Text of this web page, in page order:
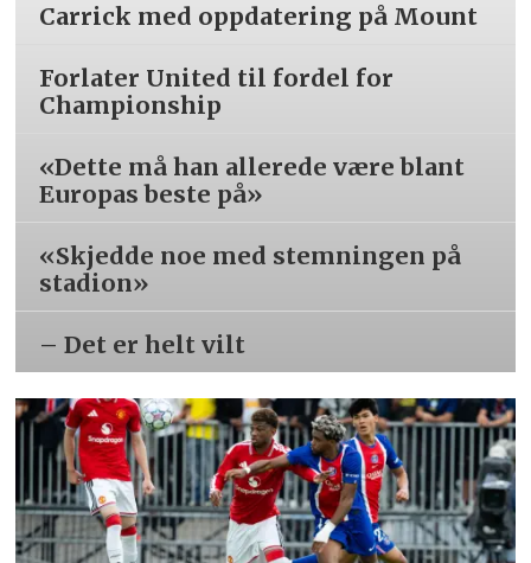
Carrick med oppdatering på Mount
Forlater United til fordel for
Championship
«Dette må han allerede være blant
Europas beste på»
«Skjedde noe med stemningen på
stadion»
– Det er helt vilt